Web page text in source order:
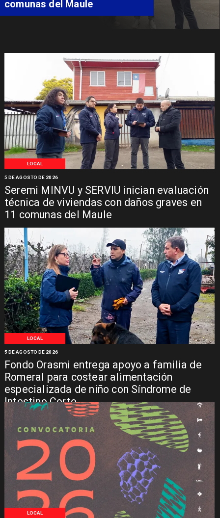
LOCAL
Seremi MINVU y SERVIU inician evaluación
técnica de viviendas con daños graves en
11 comunas del Maule
5 DE AGOSTO DE 2026
LOCAL
Fondo Orasmi entrega apoyo a familia de
Romeral para costear alimentación
especializada de niño con Síndrome de
Intestino Corto
5 DE AGOSTO DE 2026
LOCAL
comunas del Maule